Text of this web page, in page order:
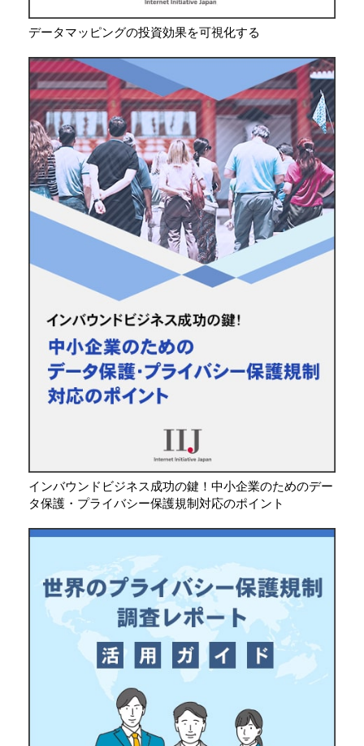
データマッピングの投資効果を可視化する
インバウンドビジネス成功の鍵！中小企業のためのデー
タ保護・プライバシー保護規制対応のポイント